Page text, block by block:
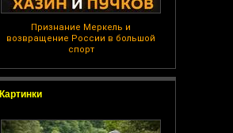
Признание Меркель и
возвращение России в большой
спорт
Картинки